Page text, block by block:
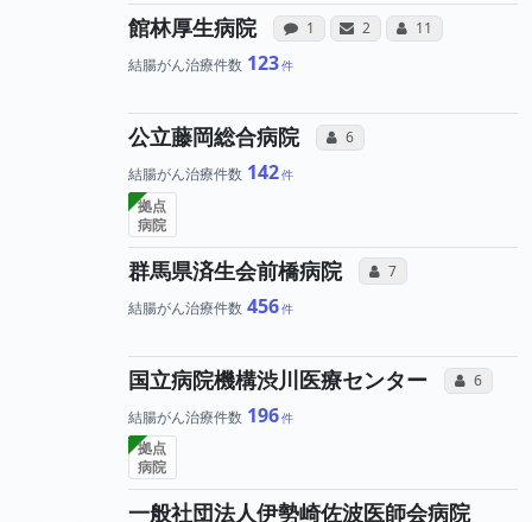
館林厚生病院 感想投稿（合算）
1 病院への声と、所属医
サンキューレター（合算）
2 病院と、所属医
コミュニケーショ
11 所属医師
結腸がん治療件数 123
公立藤岡総合病院 コミュニケーション・タイプ
6 所属医師へのコミ
結腸がん治療件数 142
拠点
病院
群馬県済生会前橋病院 コミュニケーション・
7 所属医師への
結腸がん治療件数 456
国立病院機構渋川医療センター コミュニ
6 所
結腸がん治療件数 196
拠点
病院
一般社団法人伊勢崎佐波医師会病院